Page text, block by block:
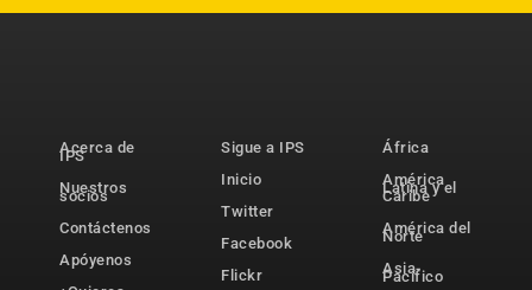
Acerca de
IPS
Nuestros
socios
Contáctenos
Apóyenos
Sigue a IPS
Inicio
Twitter
Facebook
Flickr
África
América
Latina y el
Caribe
América del
Norte
Asia-
Pacífico